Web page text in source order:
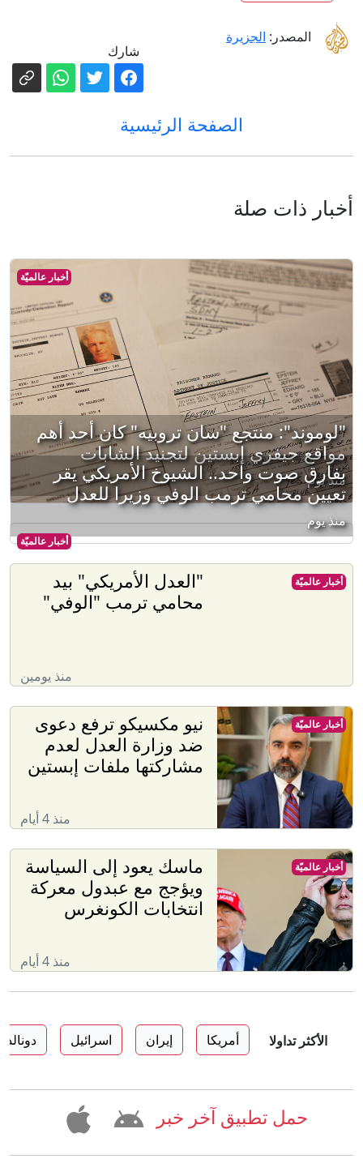
المصدر: الجزيرة
شارك
الصفحة الرئيسية
أخبار ذات صلة
أخبار عالميّة
"لوموند": منتجع "سان تروبيه" كان أحد أهم
مواقع جيفري إبستين لتجنيد الشابات
منذ يوم
أخبار عالميّة
بفارق صوت واحد.. الشيوخ الأمريكي يقر
تعيين محامي ترمب الوفي وزيرا للعدل
منذ يوم
"العدل الأمريكي" بيد
محامي ترمب "الوفي"
منذ يومين
أخبار عالميّة
نيو مكسيكو ترفع دعوى
ضد وزارة العدل لعدم
مشاركتها ملفات إبستين
منذ 4 أيام
أخبار عالميّة
ماسك يعود إلى السياسة
ويؤجج مع عبدول معركة
انتخابات الكونغرس
منذ 4 أيام
أخبار عالميّة
الأكثر تداولا أمريكا إيران اسرائيل
حمل تطبيق آخر خبر